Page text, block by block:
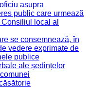
asupra
public care urmează
local al
se consemnează, în
vedere exprimate de
publice
ale ședințelor